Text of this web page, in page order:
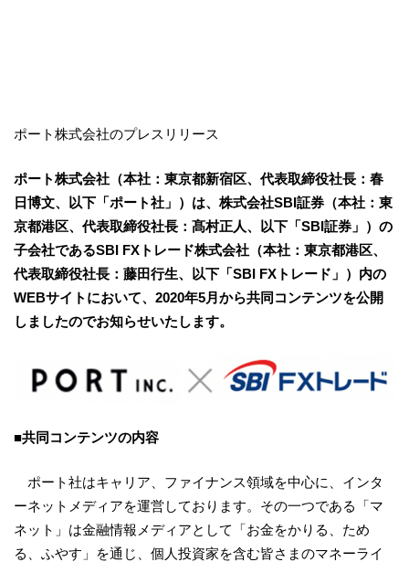
ポート株式会社のプレスリリース
ポート株式会社（本社：東京都新宿区、代表取締役社長：春
日博文、以下「ポート社」）は、株式会社SBI証券（本社：東
京都港区、代表取締役社長：髙村正人、以下「SBI証券」）の
子会社であるSBI FXトレード株式会社（本社：東京都港区、
代表取締役社長：藤田行生、以下「SBI FXトレード」）内の
WEBサイトにおいて、2020年5月から共同コンテンツを公開
しましたのでお知らせいたします。
■共同 コンテンツの内容
ポート社はキャリア、ファイナンス領域を中心に、インタ
ーネットメディアを運営しております。その一つである「マ
ネット」は金融情報メディアとして「お金をかりる、ため
る、ふやす」を通じ、個人投資家を含む皆さまのマネーライ